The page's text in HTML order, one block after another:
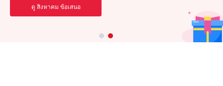
ดู สิงหาคม ข้อเสนอ